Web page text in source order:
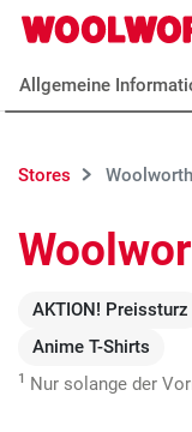
Zum Hauptinhalt
Woolworth
Allgemeine
Stores
AKTION! Preissturz
Anime T-Shirts
1 Nur solange der